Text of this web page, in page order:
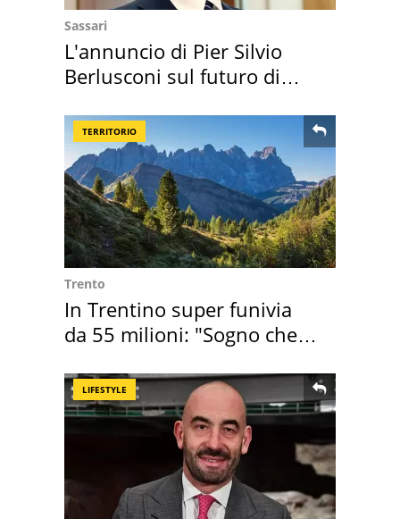
Sassari
L'annuncio di Pier Silvio
Berlusconi sul futuro di
TERRITORIO
Trento
In Trentino super funivia
da 55 milioni: "Sogno che si
LIFESTYLE